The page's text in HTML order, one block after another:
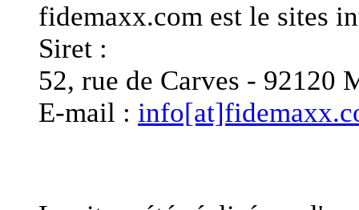
fidemaxx.com est le sites
Siret :
52, rue de Carves - 92120
E-mail :